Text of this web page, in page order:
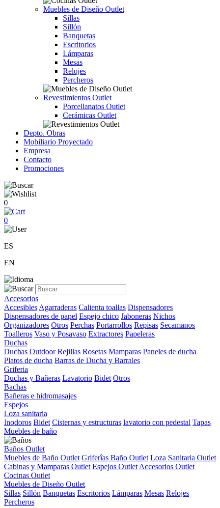
Muebles de Diseño Outlet
Sillas
Sillón
Banquetas
Escritorios
Lámparas
Mesas
Relojes
Percheros
Revestimientos Outlet
Porcellanatos Outlet
Cerámicas Outlet
Depto. Obras
Mobiliario Proyectado
Empresa
Contacto
Promociones
0
0
ES
EN
Accesorios
Accesibles Agarraderas Calienta toallas Dispensadores
Dispensadores de papel Espejo chico Jaboneras Nichos
Organizadores Otros Perchas Portarrollos Repisas Secamanos
Toalleros Vaso y Posavaso Extractores Papeleras
Duchas
Duchas Outdoor Rejillas Rosetas Mamparas Paneles de ducha
Platos de ducha Barras de Ducha y Barrales
Griferia
Duchas y Bañeras Lavatorio Bidet Otros
Bachas
Bañeras e hidromasajes
Espejos
Loza sanitaria
Inodoros Bidet Cisternas y estructuras lavatorio con pedestal Tapas
Muebles de baño
Baños Outlet
Muebles de Baño Outlet Griferîas Baño Outlet Loza Sanitaria Outlet
Cabinas y Mamparas Outlet Espejos Outlet Accesorios Outlet
Cocinas Outlet
Muebles de Diseño Outlet
Sillas Sillón Banquetas Escritorios Lámparas Mesas Relojes
Percheros